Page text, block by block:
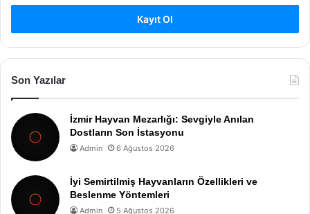
Kayıt Ol
Son Yazılar
İzmir Hayvan Mezarlığı: Sevgiyle Anılan
Dostların Son İstasyonu
Admin 6 Ağustos 2026
İyi Semirtilmiş Hayvanların Özellikleri ve
Beslenme Yöntemleri
Admin 5 Ağustos 2026